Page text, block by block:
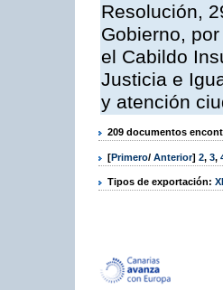
Resolución,
Gobierno,
el Cabildo
Justicia e
y atención
209 documentos
[Primero/ Anterior] 2, 3,
Tipos de exportación: